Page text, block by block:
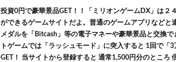
投資0円で豪華景品GET！！「ミリオンゲームDX」は２
ができるゲームサイトだよ。普通のゲームアプリなどと
メダルを「Bitcash」等の電子マネーや豪華景品と交換
トゲームでは「ラッシュモード」に突入すると 1回で「
GET！ 当サイトから登録すると 通常1,500円分のところ